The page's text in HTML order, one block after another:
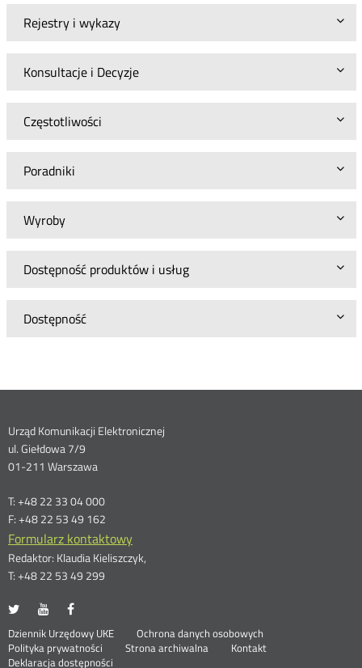
Rejestry i wykazy
Konsultacje i Decyzje
Częstotliwości
Poradniki
Wyroby
Dostępność produktów i usług
Dostępność
Dane
kontaktowe
Urząd Komunikacji Elektronicznej
ul. Giełdowa 7/9
01-211 Warszawa
T: +48 22 33 04 000
F: +48 22 53 49 162
Formularz kontaktowy
Redaktor: Klaudia Kieliszczyk,
T: +48 22 53 49 299
UKE
portalu
Twitter
Otwórz
nowym
oknie
UKE
portalu
Youtube
Otwórz
nowym
oknie
portalu
Facebook
nowym
oknie
Stopka
Dziennik Urzędowy UKE Otwórz
Ochrona danych osobowych
Polityka prywatności
Otwórz
w
Strona archiwalna
Kontakt
Deklaracja dostępności